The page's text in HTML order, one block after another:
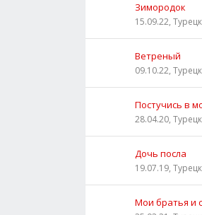
Зимородок
15.09.22,
Ветреный
09.10.22,
Постучись в
28.04.20,
Дочь посла
19.07.19,
Мои братья и